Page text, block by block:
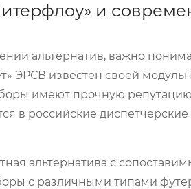
и
альтернатив, важно
ЭРСВ известен своей
имеют прочную
в российские
альтернатива с
с различными типами